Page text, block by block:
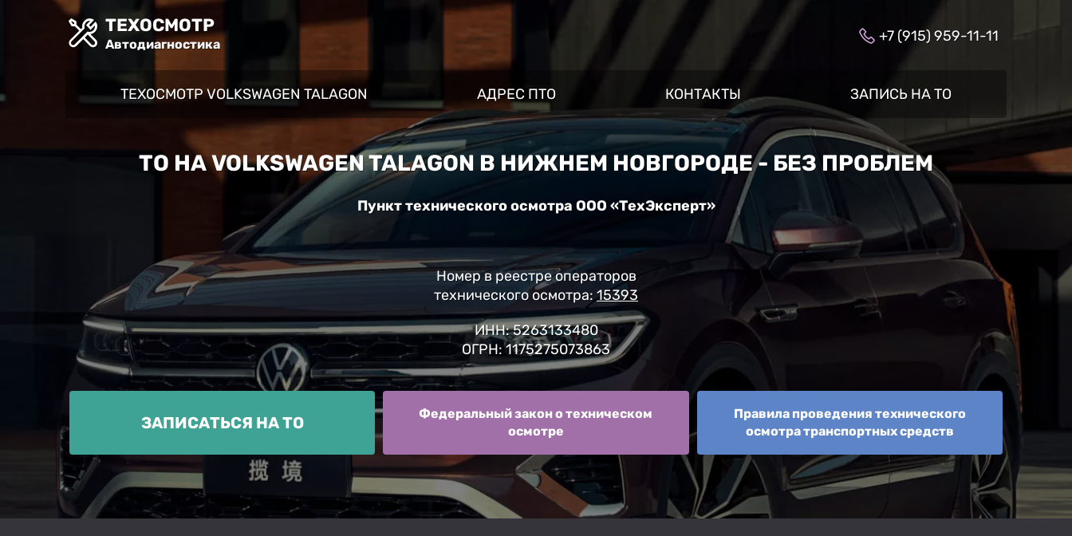
ТЕХОСМОТР
Автодиагностика +7 (915) 959-11-11
ТЕХОСМОТР VOLKSWAGEN TALAGON АДРЕС ПТО КОНТАКТЫ ЗАПИСЬ НА ТО
ТО НА VOLKSWAGEN TALAGON В НИЖНЕМ НОВГОРОДЕ - БЕЗ ПРОБЛЕМ
Пункт технического осмотра ООО «ТехЭксперт»
Номер в реестре операторов
технического осмотра:15393
ИНН: 5263133480
ОГРН: 1175275073863
ЗАПИСАТЬСЯ НА ТО
Федеральный закон о техническом
осмотре
Правила проведения технического
осмотра транспортных средств